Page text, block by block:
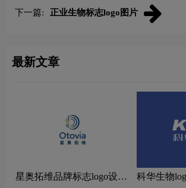
下一篇: 正业生物标志logo图片
最新文章
星奥拓维品牌标志logo设计
科华生物